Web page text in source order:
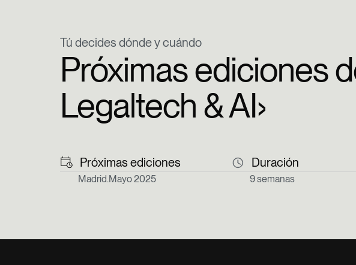
Tú decides dónde y cuándo
Próximas ediciones
Legaltech & AI›
Próximas ediciones
Madrid.Mayo 2025
Duración
9 semanas